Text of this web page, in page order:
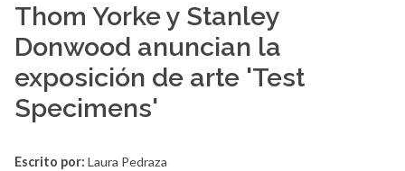
Thom Yorke y Stanley
Donwood anuncian la
exposición de arte 'Test
Specimens'
Escrito por: Laura Pedraza